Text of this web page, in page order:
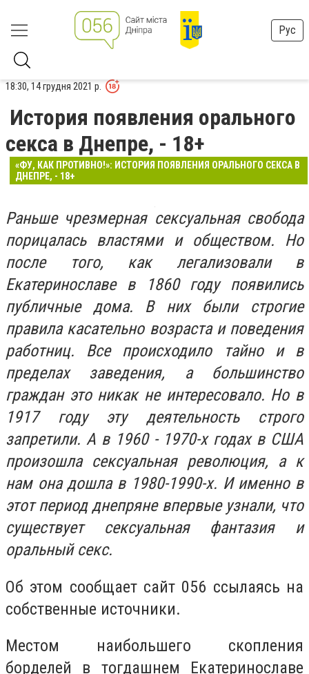
Рус
18:30, 14 грудня 2021 р.
История появления орального
секса в Днепре, - 18+
«ФУ, КАК ПРОТИВНО!»: ИСТОРИЯ ПОЯВЛЕНИЯ ОРАЛЬНОГО СЕКСА В
ДНЕПРЕ, - 18+
Раньше чрезмерная сексуальная свобода
порицалась властями и обществом. Но
после того, как легализовалив
Екатеринославе в 1860 году появились
публичные дома. В них были строгие
правила касательно возраста и поведения
работниц. Все происходило тайно и в
пределах заведения, а большинство
граждан это никак не интересовало. Но в
1917 году эту деятельность строго
запретили. А в 1960 - 1970-х годах в США
произошла сексуальная революция, а к
нам она дошла в 1980-1990-х. И именно в
этот период днепряне впервые узнали, что
существует сексуальная фантазия и
оральный секс.
Об этом сообщает сайт 056 ссылаясь на
собственные источники.
Местом наибольшего скопления
борделей в тогдашнем Екатеринославе